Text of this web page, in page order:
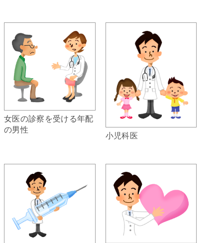
女医の診察を受ける年配
の男性
小児科医